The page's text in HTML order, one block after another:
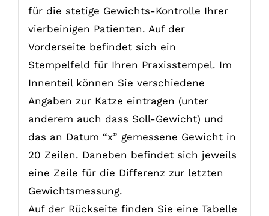
für die stetige Gewichts-Kontrolle Ihrer
vierbeinigen Patienten. Auf der
Vorderseite befindet sich ein
Stempelfeld für Ihren Praxisstempel. Im
Innenteil können Sie verschiedene
Angaben zur Katze eintragen (unter
anderem auch dass Soll-Gewicht) und
das an Datum “x” gemessene Gewicht in
20 Zeilen. Daneben befindet sich jeweils
eine Zeile für die Differenz zur letzten
Gewichtsmessung.
Auf der Rückseite finden Sie eine Tabelle